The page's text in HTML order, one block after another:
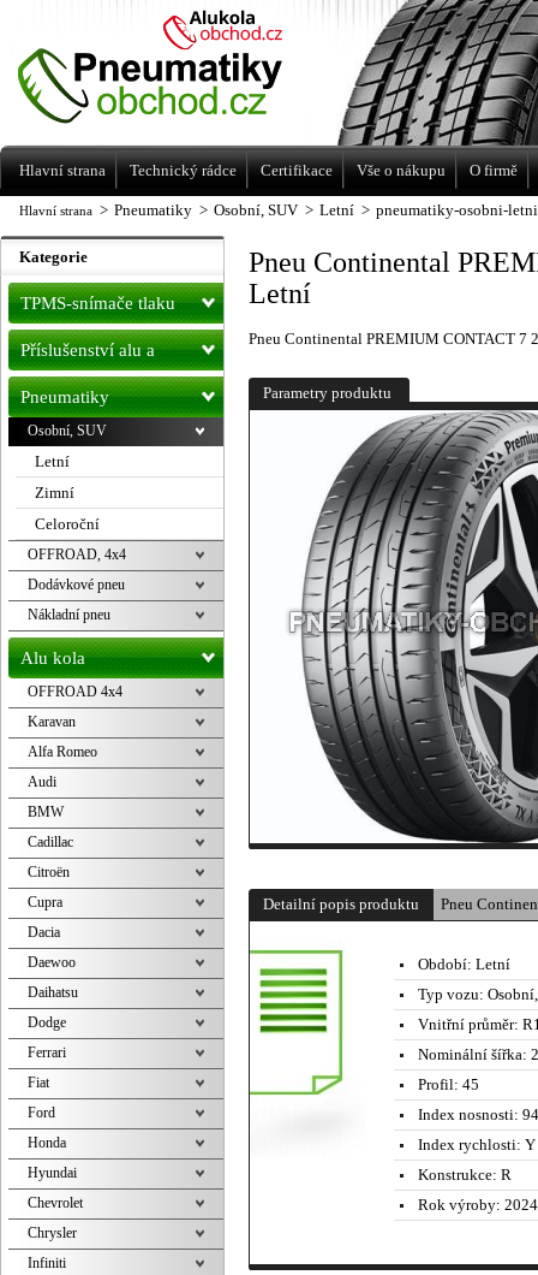
Hlavní strana > Pneumatiky > Osobní, SUV > Letní > pneumatiky-osobni-
Pneu Continental
Letní
Pneu Continental PREMIUM CONTACT 7
Parametry produktu
Detailní popis produktu Pneu
Období: Letní
Typ vozu:
Vnitřní průměr:
Nominální šířka:
Profil: 45
Index nosnosti:
Index rychlosti: Y
Konstrukce: R
Rok výroby:
Kategorie
TPMS-snímače tlaku
Příslušenství alu a
pneu
Pneumatiky
Osobní, SUV
Letní
Zimní
Celoroční
OFFROAD, 4x4
Dodávkové pneu
Nákladní pneu
Alu kola
OFFROAD 4x4
Karavan
Alfa Romeo
Audi
BMW
Cadillac
Citroën
Cupra
Dacia
Daewoo
Daihatsu
Dodge
Ferrari
Fiat
Ford
Honda
Hyundai
Chevrolet
Chrysler
Infiniti
Levné pneumatiky letní, zimní, Alu kola
a litá kola Racing Line
Hlavní strana Technický rádce Certifikace Vše o nákupu O firmě